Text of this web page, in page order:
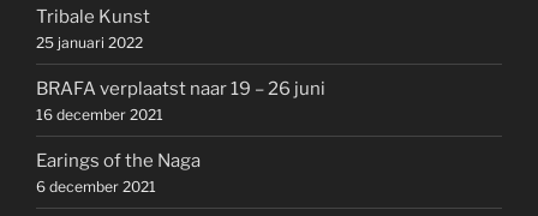
Tribale Kunst
25 januari 2022
BRAFA verplaatst naar 19 – 26 juni
16 december 2021
Earings of the Naga
6 december 2021